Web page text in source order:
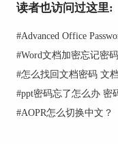
是功能区，用户可
温馨提示：Excel
是在密码区和备注
看明白备注区给出
通过本篇教程，用
读者也访问过这里:
#Advanced Office
#Word文档加密忘记密
#怎么找回文档密码 文
#ppt密码忘了怎么办 密
#AOPR怎么切换中文？